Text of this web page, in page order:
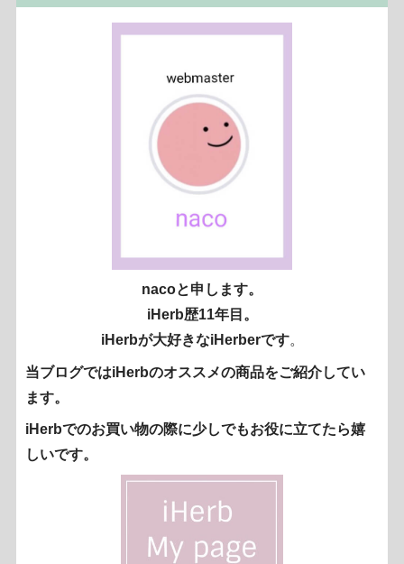
nacoと申します。
iHerb歴11年目。
iHerbが大好きなiHerberです。
当ブログではiHerbのオススメの商品をご紹介してい
ます。
iHerbでのお買い物の際に少しでもお役に立てたら嬉
しいです。